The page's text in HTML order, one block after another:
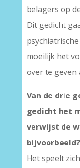
belagers op
Dit gedicht
moeilijk het
over te geven
Van de drie
gedicht het
verwijst de
bijvoorbeeld?
Het speelt